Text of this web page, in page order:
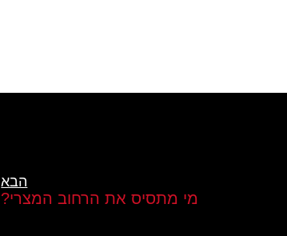
הבא
מי מתסיס את הרחוב המצרי?